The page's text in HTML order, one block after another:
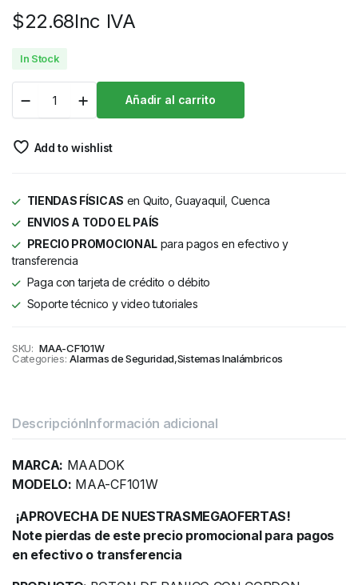
$22.68Inc IVA
In Stock
Añadir al carrito
Add to wishlist
TIENDAS FÍSICAS en Quito, Guayaquil, Cuenca
ENVIOS A TODO EL PAÍS
PRECIO PROMOCIONALpara pagos en efectivo y
transferencia
Paga con tarjeta de crédito o débito
Soporte técnico y video tutoriales
SKU: MAA-CF101W
Categories: Alarmas de Seguridad,Sistemas Inalámbricos
DescripciónInformación adicional
MARCA: MAADOK
MODELO: MAA-CF101W
¡APROVECHA DE NUESTRASMEGAOFERTAS!
Note pierdas de este precio promocional para pagos
en efectivo o transferencia